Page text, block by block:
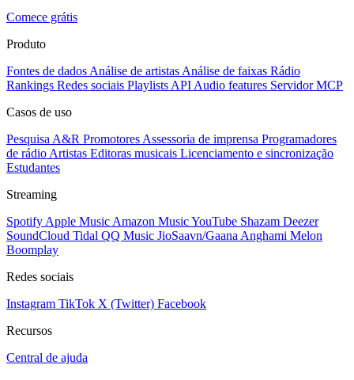
Comece grátis
Produto
Fontes de dados Análise de artistas Análise de faixas Rádio
Rankings Redes sociais Playlists API Audio features Servidor MCP
Casos de uso
Pesquisa A&R Promotores Assessoria de imprensa Programadores
de rádio Artistas Editoras musicais Licenciamento e sincronização
Estudantes
Streaming
Spotify Apple Music Amazon MusicYouTube Shazam Deezer
SoundCloud Tidal QQ Music JioSaavn/Gaana Anghami Melon
Boomplay
Redes sociais
Instagram TikTok X (Twitter) Facebook
Recursos
Central de ajuda